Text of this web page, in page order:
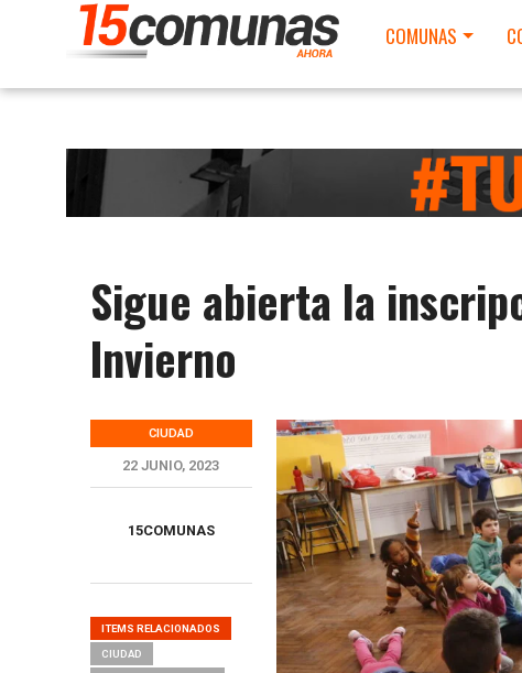
COMUNAS
Sigue abierta la
Invierno
CIUDAD
22 JUNIO, 2023
15COMUNAS
ITEMS RELACIONADOS
CIUDAD